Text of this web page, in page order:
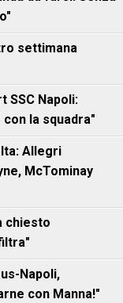
settimana
SSC Napoli:
la squadra"
Allegri
McTominay
chiesto
Napoli,
con Manna!"